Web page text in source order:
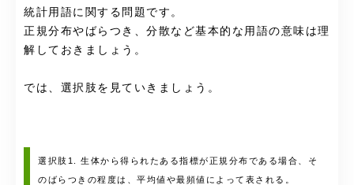
統計用語に関する問題です。
正規分布やばらつき、分散など基本的な用語の意味は理
解しておきましょう。
では、選択肢を見ていきましょう。
選択肢1. 生体から得られたある指標が正規分布である場合、そ
のばらつきの程度は、平均値や最頻値によって表される。